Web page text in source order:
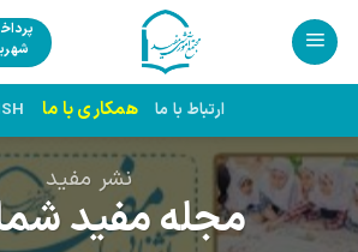
Skip
content
ارتباط با ما همکاری با ما
نشر مفید
مجله مفید